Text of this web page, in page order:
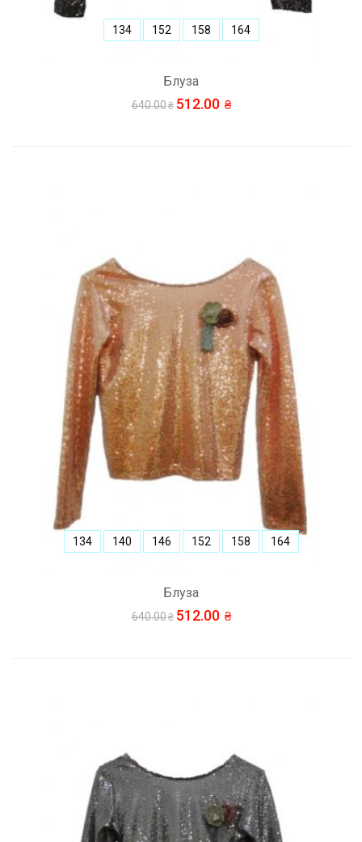
Блуза
640.00 512.00
134 152 158 164
Блуза
640.00 512.00
134 140 146 152 158 164